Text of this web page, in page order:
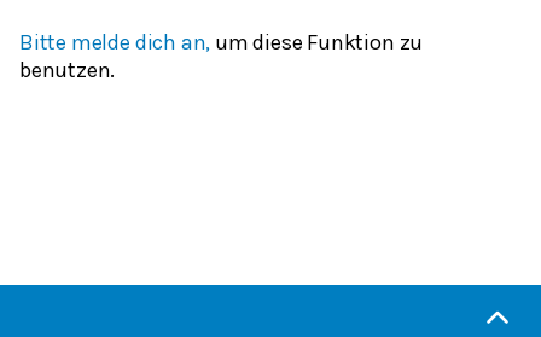
Bitte melde dich an, um diese Funktion zu
benutzen.